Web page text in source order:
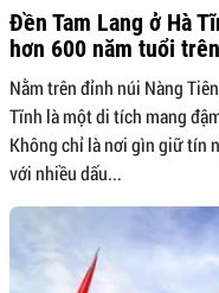
Đền Tam Lang ở Hà
hơn 600 năm tuổi
Nằm trên đỉnh núi Nàng
Tĩnh là một di tích mang
Không chỉ là nơi gìn giữ tín
với nhiều dấu...